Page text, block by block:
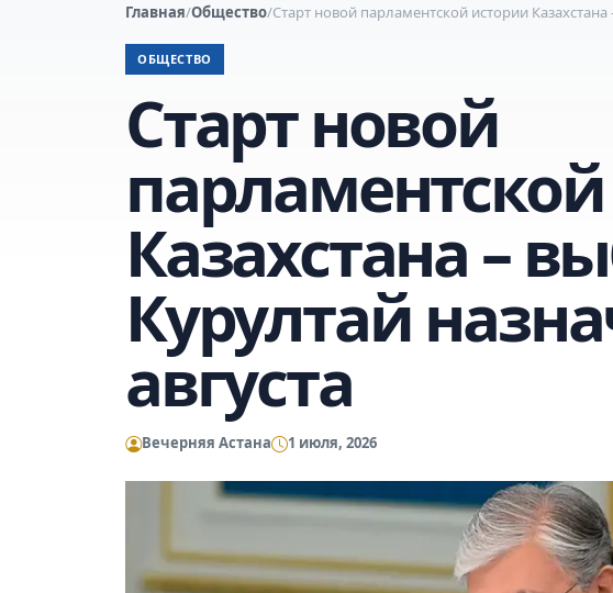
Главная/Общество/Старт новой парламентской истории
ОБЩЕСТВО
Старт новой
Казахстана –
Курултай
августа
Вечерняя Астана 1 июля, 2026